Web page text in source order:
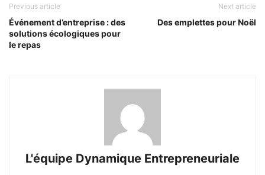
Previous article
Événement d’entreprise : des
solutions écologiques pour
le repas
Next article
Des emplettes pour Noël
L'équipe Dynamique Entrepreneuriale